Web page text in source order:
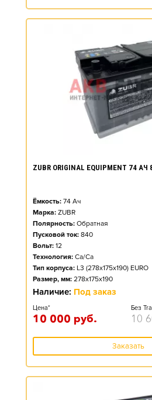
ZUBR ORIGINAL EQUIPMENT 74
Ёмкость: 74 Ач
Марка: ZUBR
Полярность: Обратная
Пусковой ток: 840
Вольт: 12
Технология: Ca/Ca
Тип корпуса: L3 (278x175x190) EURO
Размер, мм: 278x175x190
Наличие: Под заказ
Цена*
10 000 руб.
Без
10
Заказать